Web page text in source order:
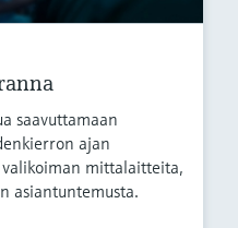
saavuttamaan
ajan
mittalaitteita,
asiantuntemusta.